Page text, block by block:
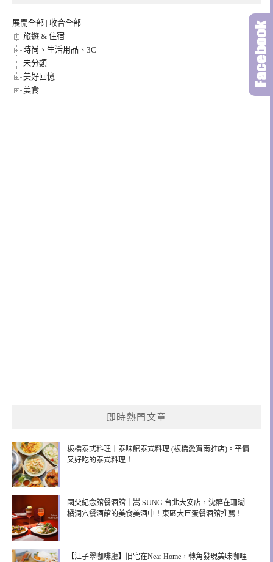
展開全部 | 收合全部
旅遊 & 住宿
時尚、生活用品、3C
未分類
美好回憶
美食
即時熱門文章
板橋泰式料理｜泰味館泰式料理 (板橋愛買南雅店)。平價
又好吃的泰式料理！
國父紀念館餐酒館｜嵩 SUNG 台北大安店，沈醉在珊瑚
橘洞穴餐酒館的美食美酒中！東區大巨蛋餐酒館推薦！
【江子翠咖啡廳】旧宅在Near Home，轉角發現美味咖哩